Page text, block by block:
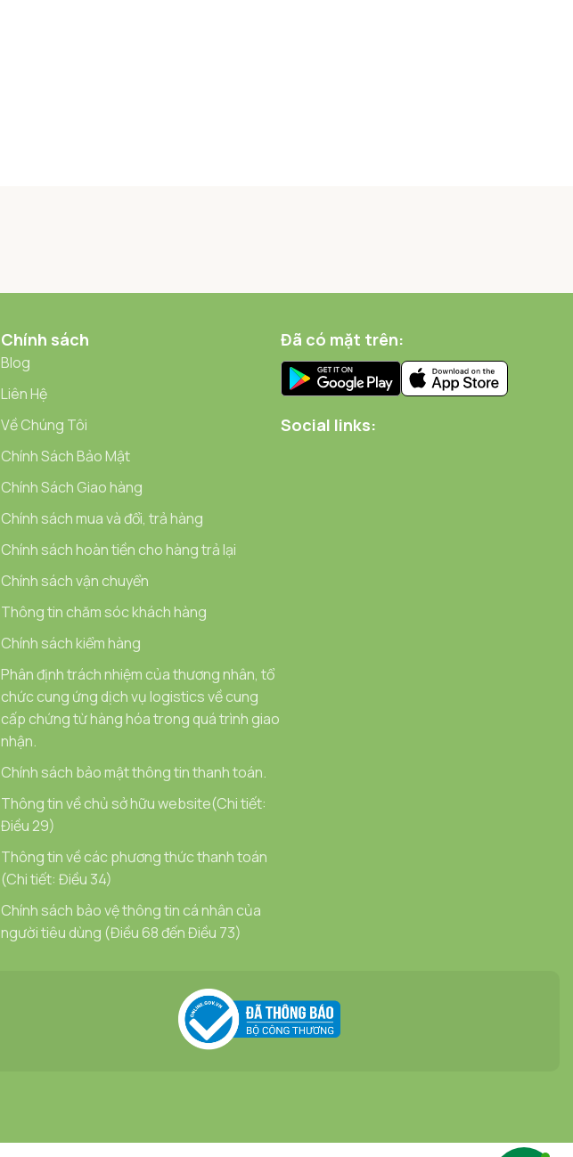
Chính sách
Blog
Liên Hệ
Về Chúng Tôi
Chính Sách Bảo Mật
Chính Sách Giao hàng
Chính sách mua và đổi, trả hàng
Chính sách hoàn tiền cho hàng trả lại
Chính sách vận chuyển
Thông tin chăm sóc khách hàng
Chính sách kiểm hàng
Phân định trách nhiệm của thương nhân, tổ
chức cung ứng dịch vụ logistics về cung
cấp chứng từ hàng hóa trong quá trình giao
nhận.
Chính sách bảo mật thông tin thanh toán.
Thông tin về chủ sở hữu website(Chi tiết:
Điều 29)
Thông tin về các phương thức thanh toán
(Chi tiết: Điều 34)
Chính sách bảo vệ thông tin cá nhân của
người tiêu dùng (Điều 68 đến Điều 73)
Đã có mặt trên:
Social links: